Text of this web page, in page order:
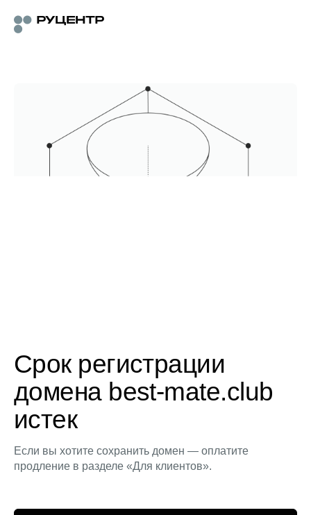
Срок регистрации
домена best-mate.club
истек
Если вы хотите сохранить домен — оплатите
продление в разделе «Для клиентов».